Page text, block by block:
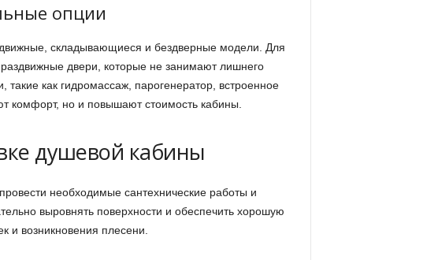
опции
складывающиеся и бездверные модели. Для
двери, которые не занимают лишнего
как гидромассаж, парогенератор, встроенное
комфорт, но и повышают стоимость кабины.
душевой кабины
необходимые сантехнические работы и
выровнять поверхности и обеспечить хорошую
и возникновения плесени.